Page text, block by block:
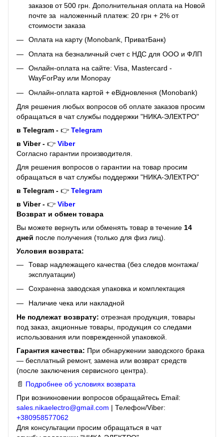
заказов от 500 грн. Дополнительная оплата на Новой
почте за наложенный платеж: 20 грн + 2% от
стоимости заказа
Оплата на карту (Monobank, ПриватБанк)
Оплата на безналичный счет с НДС для ООО и ФЛП
Онлайн-оплата на сайте: Visa, Mastercard -
WayForPay или Monopay
Онлайн-оплата картой + eВідновлення (Monobank)
Для решения любых вопросов об оплате заказов просим
обращаться в чат службы поддержки "НИКА-ЭЛЕКТРО"
в Telegram - 👉 Telegram
в Viber - 👉 Viber
Согласно гарантии производителя.
Для решения вопросов о гарантии на товар просим
обращаться в чат службы поддержки "НИКА-ЭЛЕКТРО"
в Telegram - 👉 Telegram
в Viber - 👉 Viber
Возврат и обмен товара
Вы можете вернуть или обменять товар в течение 14
дней после получения (только для физ лиц).
Условия возврата:
Товар надлежащего качества (без следов монтажа/
эксплуатации)
Сохранена заводская упаковка и комплектация
Наличие чека или накладной
Не подлежат возврату: отрезная продукция, товары
под заказ, акционные товары, продукция со следами
использования или поврежденной упаковкой.
Гарантия качества: При обнаружении заводского брака
— бесплатный ремонт, замена или возврат средств
(после заключения сервисного центра).
📄 Подробнее об условиях возврата
При возникновении вопросов обращайтесь Email:
sales.nikaelectro@gmail.com | Телефон/Viber:
+380958577062
Для консультации просим обращаться в чат